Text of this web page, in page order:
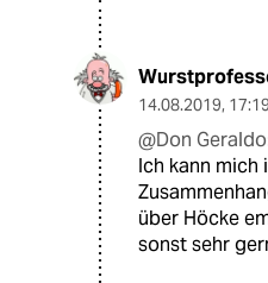
14.08.2019,
@Don
Ich kann mich
über Höcke
sonst sehr